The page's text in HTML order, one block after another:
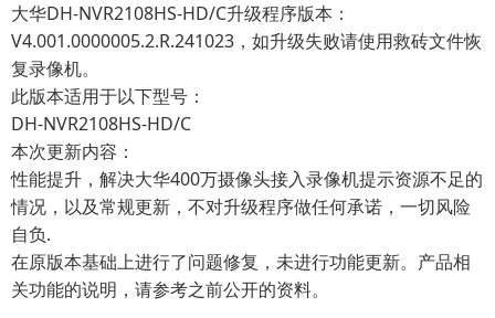
大华DH-NVR2108HS-HD/C升级程序版本：
V4.001.0000005.2.R.241023，如升级失败请使用救砖文件恢
复录像机。
此版本适用于以下型号：
DH-NVR2108HS-HD/C
本次更新内容：
性能提升，解决大华400万摄像头接入录像机提示资源不足的
情况，以及常规更新，不对升级程序做任何承诺，一切风险
自负.
在原版本基础上进行了问题修复，未进行功能更新。产品相
关功能的说明，请参考之前公开的资料。